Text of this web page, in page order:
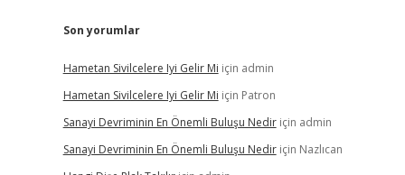
Son yorumlar
Hametan Sivilcelere Iyi Gelir Mi için admin
Hametan Sivilcelere Iyi Gelir Mi için Patron
Sanayi Devriminin En Önemli Buluşu Nediriçin admin
Sanayi Devriminin En Önemli Buluşu Nediriçin Nazlıcan